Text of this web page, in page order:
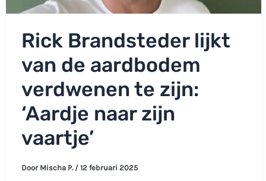
Rick Brandsteder lijkt
van de aardbodem
verdwenen te zijn:
‘Aardje naar zijn
vaartje’
Door Mischa P. / 12 februari 2025